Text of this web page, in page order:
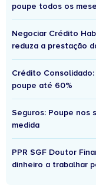
poupe todos os
Negociar Crédito
reduza a prestação
Crédito
poupe até 60%
Seguros: Poupe nos
medida
PPR SGF Doutor
dinheiro a trabalhar